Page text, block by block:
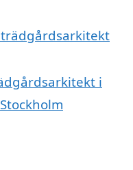
i